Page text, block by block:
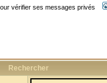
vérifier ses messages privés
Rechercher